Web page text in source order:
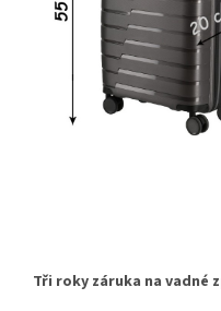
Tři roky záruka na vadné